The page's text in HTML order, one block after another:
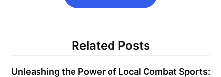
Related Posts
Unleashing the Power of Local Combat Sports: